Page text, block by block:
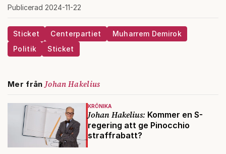
Publicerad 2024-11-22
Sticket Centerpartiet
Muharrem Demirok
Politik
Sticket
Mer från Johan Hakelius
KRÖNIKA
Johan Hakelius: Kommer en S-
regering att ge Pinocchio
straffrabatt?